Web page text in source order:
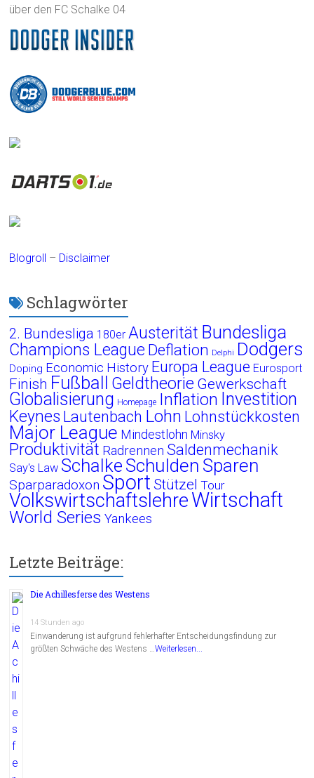
über den FC Schalke 04
Blogroll – Disclaimer
Schlagwörter
2. Bundesliga 180er Austerität Bundesliga
Champions League Deflation Delphi Dodgers
Doping Economic History Europa League Eurosport
Finish Fußball Geldtheorie Gewerkschaft
Globalisierung Homepage Inflation Investition
Keynes Lautenbach Lohn Lohnstückkosten
Major League Mindestlohn Minsky
Produktivität Radrennen Saldenmechanik
Say's Law Schalke Schulden Sparen
Sparparadoxon Sport Stützel Tour
VolkswirtschaftslehreWirtschaft
World Series Yankees
Letzte Beiträge:
Die Achillesferse des Westens
14 Stunden ago
Einwanderung ist aufgrund fehlerhafter Entscheidungsfindung zur
größten Schwäche des Westens …Weiterlesen...